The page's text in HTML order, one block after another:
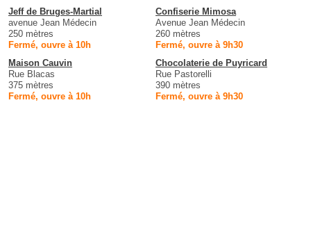
Jeff de Bruges-Martial
avenue Jean Médecin
250 mètres
Fermé, ouvre à 10h
Confiserie Mimosa
Avenue Jean Médecin
260 mètres
Fermé, ouvre à 9h30
Maison Cauvin
Rue Blacas
375 mètres
Fermé, ouvre à 10h
Chocolaterie de Puyricard
Rue Pastorelli
390 mètres
Fermé, ouvre à 9h30